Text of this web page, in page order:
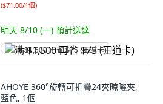
($71.00/1個)
明天 8/10 (一) 預計送達
满 $1,500 再省 $75 (王道卡)
AHOYE 360°旋轉可折疊24夾晾曬夾,
藍色, 1個